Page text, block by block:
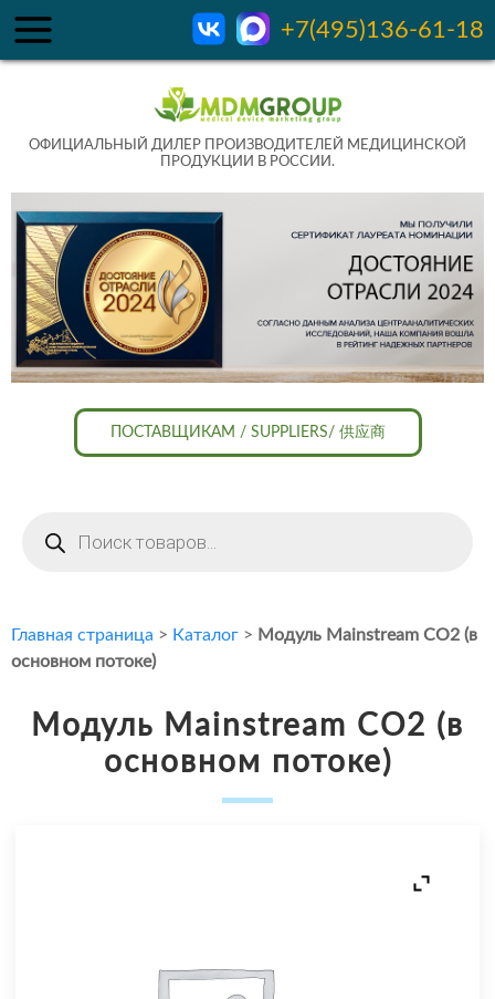
+7(495)136-61-18
ОФИЦИАЛЬНЫЙ ДИЛЕР ПРОИЗВОДИТЕЛЕЙ МЕДИЦИНСКОЙ
ПРОДУКЦИИ В РОССИИ.
ПОСТАВЩИКАМ / SUPPLIERS/ 供应商
товаров
Главная страница > Каталог > Модуль Mainstream CO2 (в
основном потоке)
Модуль Mainstream CO2 (в
основном потоке)